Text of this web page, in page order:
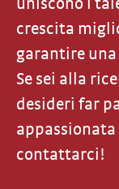
uniscono i
crescita
garantire
Se sei alla
desideri far
contattarci!